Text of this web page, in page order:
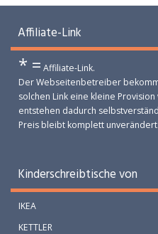
Affiliate-Link
* = Affiliate-Link.
Der Webseitenbetreiber
solchen Link eine kleine
entstehen dadurch
Preis bleibt komplett unverändert.
Kinderschreibtische von
IKEA
KETTLER